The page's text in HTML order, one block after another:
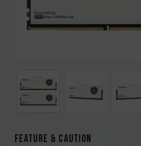
FEATURE & CAUTION